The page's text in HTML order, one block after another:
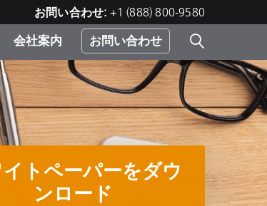
お問い合わせ: +1 (888) 800-9580
会社案内 お問い合わせ
トペーパーをダウ
ンロード